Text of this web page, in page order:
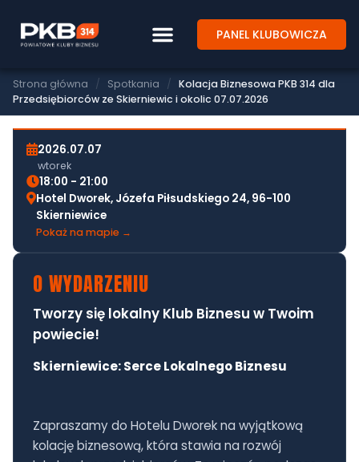
PANEL KLUBOWICZA
Strona główna / Spotkania / Kolacja Biznesowa PKB 314 dla
Przedsiębiorców ze Skierniewic i okolic 07.07.2026
SPOTKANIE BIZNESOWE PKB314
KOLACJA BIZNESOWA PKB 314 DLA
PRZEDSIĘBIORCÓW ZE SKIERNIEWIC I
OKOLIC 07.07.2026
2026.07.07
wtorek
18:00 - 21:00
Hotel Dworek, Józefa Piłsudskiego 24, 96-100
Skierniewice
Pokaż na mapie →
O WYDARZENIU
Tworzy się lokalny Klub Biznesu w Twoim
powiecie!
Skierniewice: Serce Lokalnego Biznesu
Zapraszamy do Hotelu Dworek na wyjątkową
kolację biznesową, która stawia na rozwój